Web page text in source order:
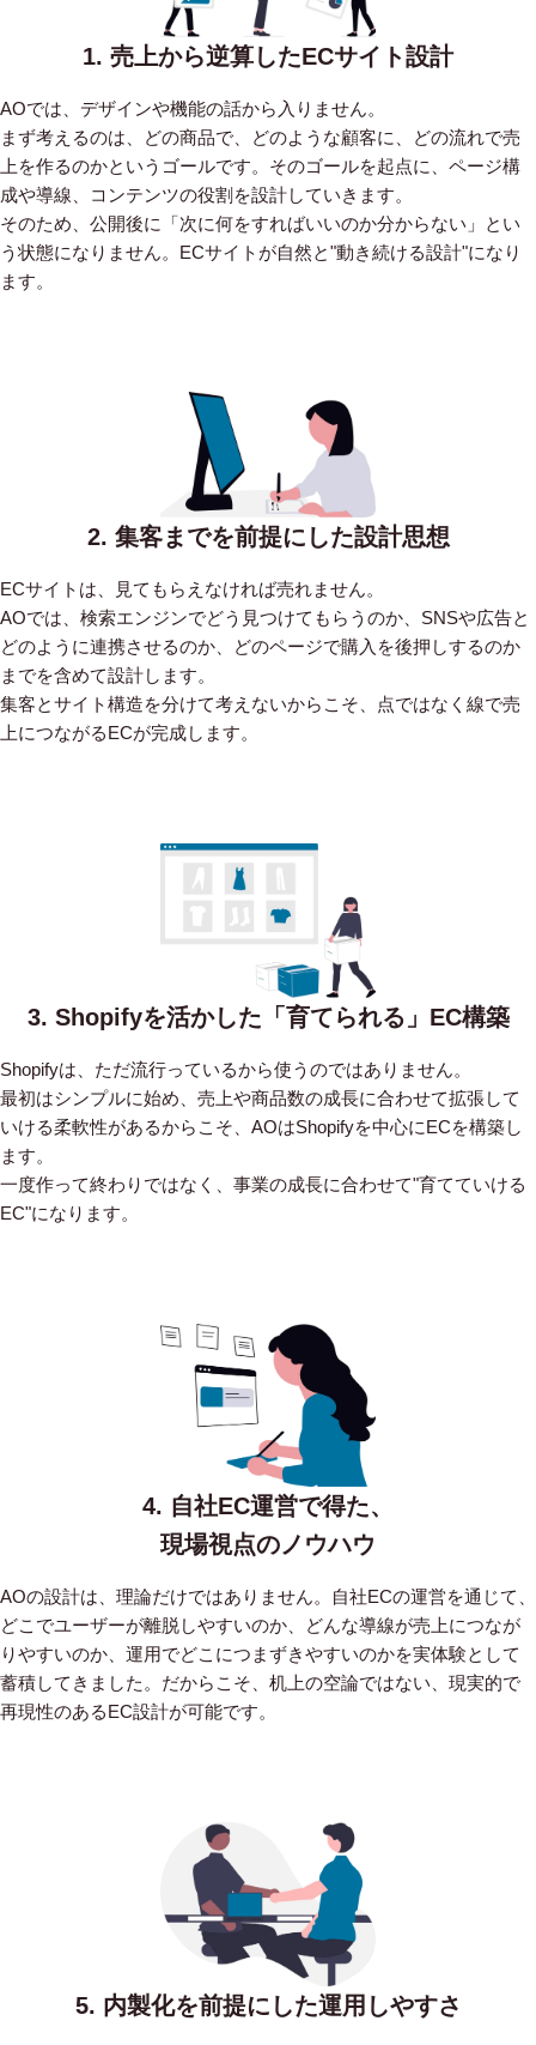
1. 売上から逆算したECサイト設計
AOでは、デザインや機能の話から入りません。
まず考えるのは、どの商品で、どのような顧客に、どの流れで売
上を作るのかというゴールです。そのゴールを起点に、ページ構
成や導線、コンテンツの役割を設計していきます。
そのため、公開後に「次に何をすればいいのか分からない」とい
う状態になりません。ECサイトが自然と"動き続ける設計"になり
ます。
2. 集客までを前提にした設計思想
ECサイトは、見てもらえなければ売れません。
AOでは、検索エンジンでどう見つけてもらうのか、SNSや広告と
どのように連携させるのか、どのページで購入を後押しするのか
までを含めて設計します。
集客とサイト構造を分けて考えないからこそ、点ではなく線で売
上につながるECが完成します。
3. Shopifyを活かした「育てられる」EC構築
Shopifyは、ただ流行っているから使うのではありません。
最初はシンプルに始め、売上や商品数の成長に合わせて拡張して
いける柔軟性があるからこそ、AOはShopifyを中心にECを構築し
ます。
一度作って終わりではなく、事業の成長に合わせて"育てていける
EC"になります。
4. 自社EC運営で得た、
現場視点のノウハウ
AOの設計は、理論だけではありません。自社ECの運営を通じて、
どこでユーザーが離脱しやすいのか、どんな導線が売上につなが
りやすいのか、運用でどこにつまずきやすいのかを実体験として
蓄積してきました。だからこそ、机上の空論ではない、現実的で
再現性のあるEC設計が可能です。
5. 内製化を前提にした運用しやすさ